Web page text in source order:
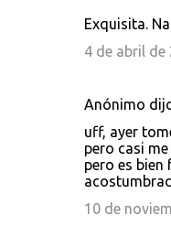
Exquisita.
4 de abril de
Anónimo
uff, ayer
pero casi
pero es bien
10 de